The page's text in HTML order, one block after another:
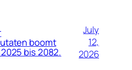
boomt
bis 2082.
July
12,
2026